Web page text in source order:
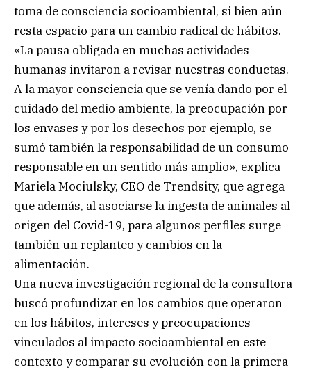
toma de consciencia socioambiental, si bien aún
resta espacio para un cambio radical de hábitos.
«La pausa obligada en muchas actividades
humanas invitaron a revisar nuestras conductas.
A la mayor consciencia que se venía dando por el
cuidado del medio ambiente, la preocupación por
los envases y por los desechos por ejemplo, se
sumó también la responsabilidad de un consumo
responsable en un sentido más amplio», explica
Mariela Mociulsky, CEO de Trendsity, que agrega
que además, al asociarse la ingesta de animales al
origen del Covid-19, para algunos perfiles surge
también un replanteo y cambios en la
alimentación.
Una nueva investigación regional de la consultora
buscó profundizar en los cambios que operaron
en los hábitos, intereses y preocupaciones
vinculados al impacto socioambiental en este
contexto y comparar su evolución con la primera